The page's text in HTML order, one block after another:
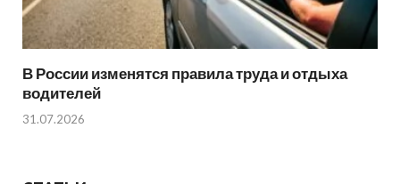
В России изменятся правила труда и отдыха
водителей
31.07.2026